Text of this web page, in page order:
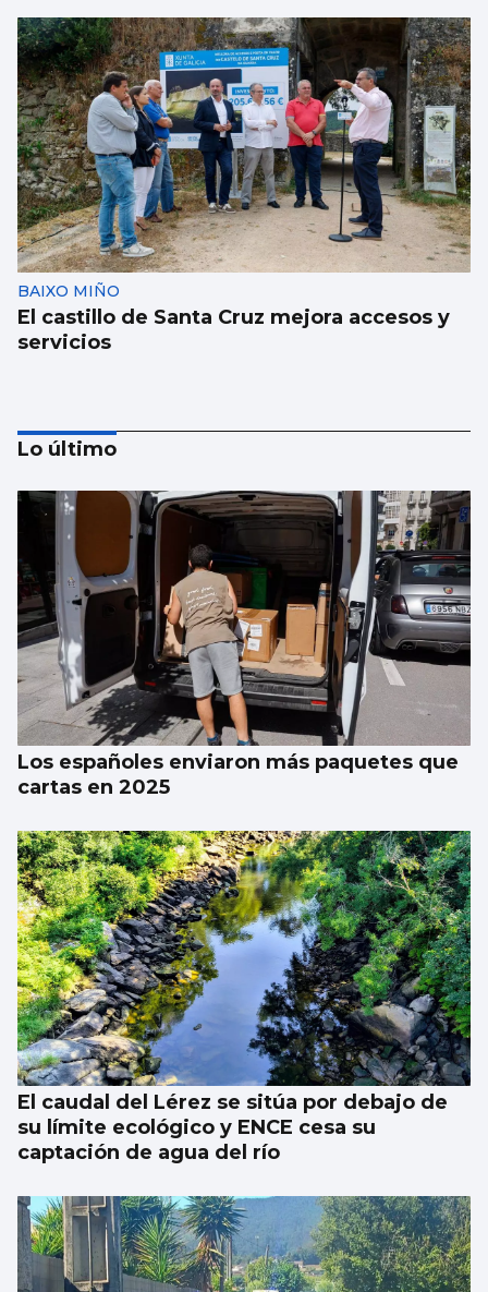
BAIXO MIÑO
El castillo de Santa Cruz mejora accesos y
servicios
Tres heridos y cortada la carretera entre
Tui y A Guarda tras una colisión múltiple en
Tomiño
Lo último
Los españoles enviaron más paquetes que
cartas en 2025
El caudal del Lérez se sitúa por debajo de
su límite ecológico y ENCE cesa su
captación de agua del río